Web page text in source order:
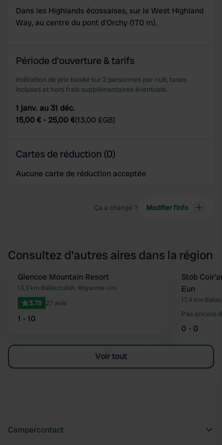
may combine it with other information that you’ve
provided to them or that they’ve collected from your use
Dans les Highlands écossaises, sur le West Highland
Way, au centre du pont d'Orchy (170 m).
Période d'ouverture & tarifs
Indication de prix basée sur 2 personnes par nuit, taxes
incluses et hors frais supplémentaires éventuels.
1 janv. au 31 déc.
15,00 € - 25,00 €(13,00 £GB)
Cartes de réduction (0)
Aucune carte de réduction acceptée
Ça a changé ? Modifier l’info
Consultez d'autres aires dans la région
Préféré
Glencoe Mountain Resort
13,3 km•Ballachulish, Royaume-Uni
3.78 27 avis
1 - 10
Stob
Eun
17,4 km•
Pas encore
0 - 0
Voir tout
Campercontact